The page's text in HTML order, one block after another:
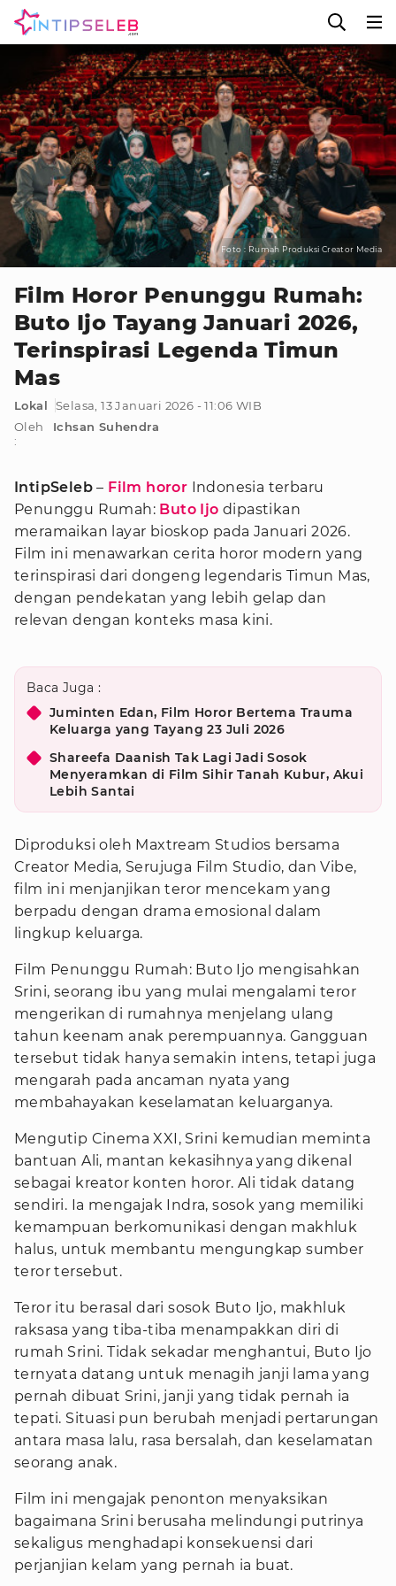
Foto : Rumah Produksi Creator Media
Film Horor Penunggu Rumah:
Buto Ijo Tayang Januari 2026,
Terinspirasi Legenda Timun
Mas
Lokal
Selasa, 13 Januari 2026 - 11:06 WIB
Oleh
:
Ichsan Suhendra
IntipSeleb – Film horor Indonesia terbaru
Penunggu Rumah: Buto Ijo dipastikan
meramaikan layar bioskop pada Januari 2026.
Film ini menawarkan cerita horor modern yang
terinspirasi dari dongeng legendaris Timun Mas,
dengan pendekatan yang lebih gelap dan
relevan dengan konteks masa kini.
Baca Juga :
Juminten Edan, Film Horor Bertema Trauma
Keluarga yang Tayang 23 Juli 2026
Shareefa Daanish Tak Lagi Jadi Sosok
Menyeramkan di Film Sihir Tanah Kubur, Akui
Lebih Santai
Diproduksi oleh Maxtream Studios bersama
Creator Media, Serujuga Film Studio, dan Vibe,
film ini menjanjikan teror mencekam yang
berpadu dengan drama emosional dalam
lingkup keluarga.
Film Penunggu Rumah: Buto Ijo mengisahkan
Srini, seorang ibu yang mulai mengalami teror
mengerikan di rumahnya menjelang ulang
tahun keenam anak perempuannya. Gangguan
tersebut tidak hanya semakin intens, tetapi juga
mengarah pada ancaman nyata yang
membahayakan keselamatan keluarganya.
Mengutip Cinema XXI, Srini kemudian meminta
bantuan Ali, mantan kekasihnya yang dikenal
sebagai kreator konten horor. Ali tidak datang
sendiri. Ia mengajak Indra, sosok yang memiliki
kemampuan berkomunikasi dengan makhluk
halus, untuk membantu mengungkap sumber
teror tersebut.
Teror itu berasal dari sosok Buto Ijo, makhluk
raksasa yang tiba-tiba menampakkan diri di
rumah Srini. Tidak sekadar menghantui, Buto Ijo
ternyata datang untuk menagih janji lama yang
pernah dibuat Srini, janji yang tidak pernah ia
tepati. Situasi pun berubah menjadi pertarungan
antara masa lalu, rasa bersalah, dan keselamatan
seorang anak.
Film ini mengajak penonton menyaksikan
bagaimana Srini berusaha melindungi putrinya
sekaligus menghadapi konsekuensi dari
perjanjian kelam yang pernah ia buat.